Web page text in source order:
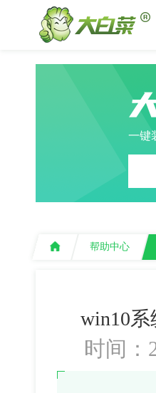
一键
帮助中心
win10
时间：